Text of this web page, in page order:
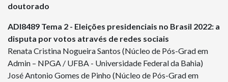
doutorado
ADI8489 Tema 2 - Eleições presidenciais no Brasil 2022: a
disputa por votos através de redes sociais
Renata Cristina Nogueira Santos (Núcleo de Pós-Grad em
Admin – NPGA / UFBA - Universidade Federal da Bahia)
José Antonio Gomes de Pinho (Núcleo de Pós-Grad em